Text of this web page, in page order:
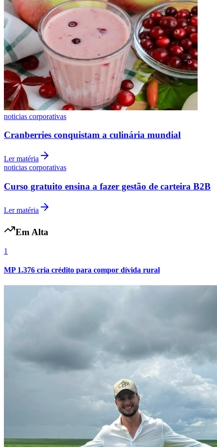
Botafogo
noticias corporativas
Cranberries conquistam a culinária mundial
Ler matéria
noticias corporativas
Curso gratuito ensina a fazer gestão de carteira B2B
Ler matéria
Em Alta
1
MP 1.376 cria crédito para compor dívida rural